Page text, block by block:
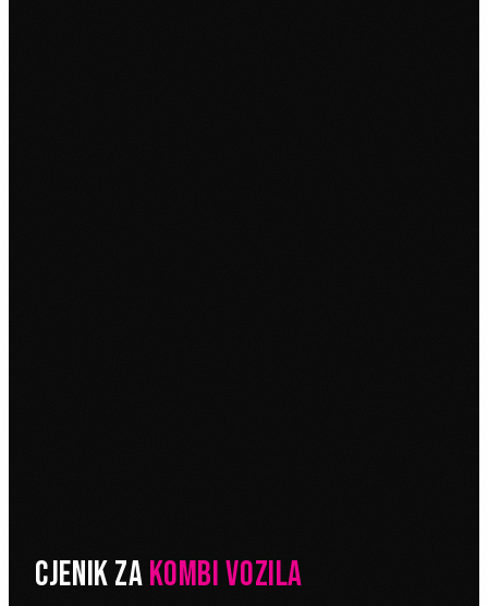
CJENIK ZAKOMBI VOZILA